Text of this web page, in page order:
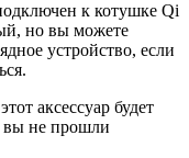
к котушке Qi
но вы можете
устройство, если
аксессуар будет
вы не прошли